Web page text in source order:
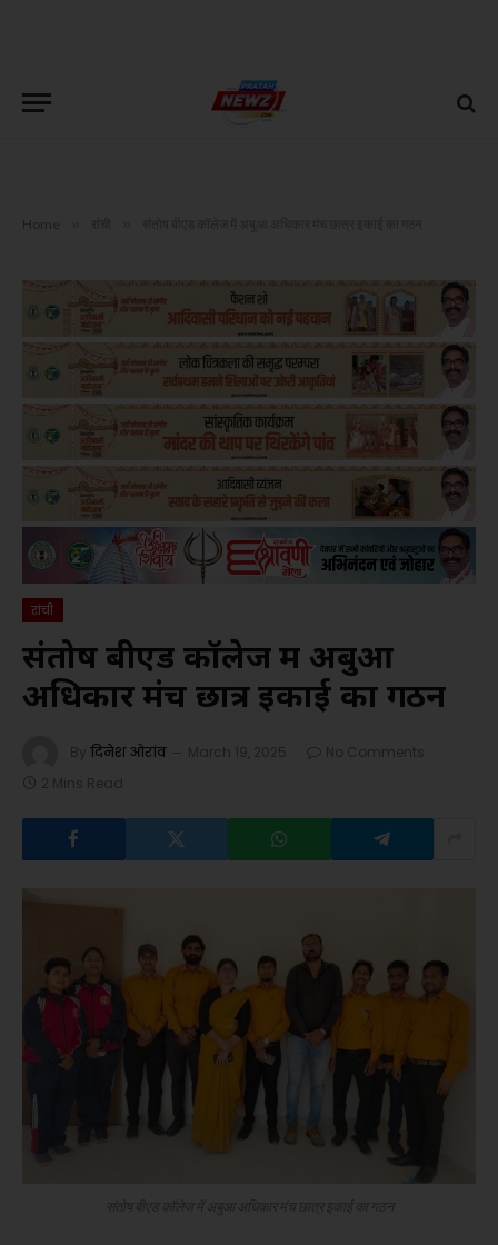
Home
रांची
संतोष बीएड कॉलेज में अबुआ
अधिकार मंच छात्र इकाई का गठन
By दिनेश ओरांव March 19, 2025
No Comments
2 Mins Read